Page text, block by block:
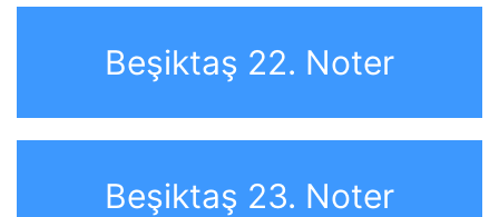
Beşiktaş 22. Noter
Beşiktaş 23. Noter